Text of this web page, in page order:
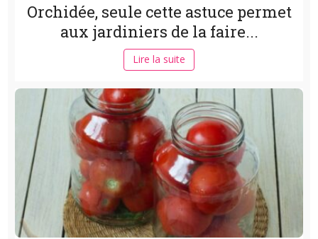
Orchidée, seule cette astuce permet
aux jardiniers de la faire...
Lire la suite